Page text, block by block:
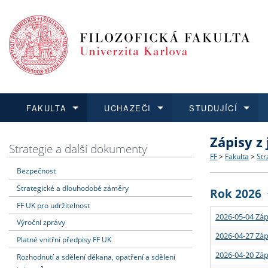
FAKULTA
Dozvědět se více
Struktura
Strategie
Podpora
UCHAZEČI
Podat přihlášku
Co
Učitelské
STUDUJÍCÍ
Dozvědět se více
Rigorózní
Dozvědět se více
O vědě a
Granty a
Dozvědět se více
Aktuální
Strategie a další dokumenty
Bezpečnost
Strategické a dlouhodobé záměry
FF UK pro udržitelnost
Výroční zprávy
Platné vnitřní předpisy FF UK
Rozhodnutí a sdělení děkana, opatření a sdělení
Zápisy
FF > Fakulta >
Rok 2026
2026-05-04
2026-04-27
2026-04-20